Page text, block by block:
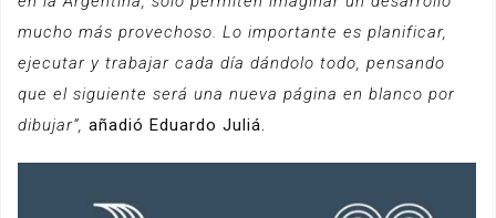
mucho más provechoso. Lo importante es planificar,
ejecutar y trabajar cada día dándolo todo, pensando
que el siguiente será una nueva página en blanco por
dibujar”, añadió Eduardo Juliá.